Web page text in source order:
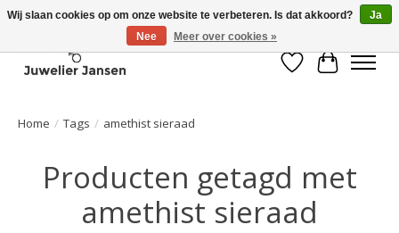
Verlanglijst
Home / Tags / amethist sieraad
Producten getagd met
amethist sieraad
Wij slaan cookies op om onze website te verbeteren. Is dat akkoord?
Ja
Nee
Meer over cookies »